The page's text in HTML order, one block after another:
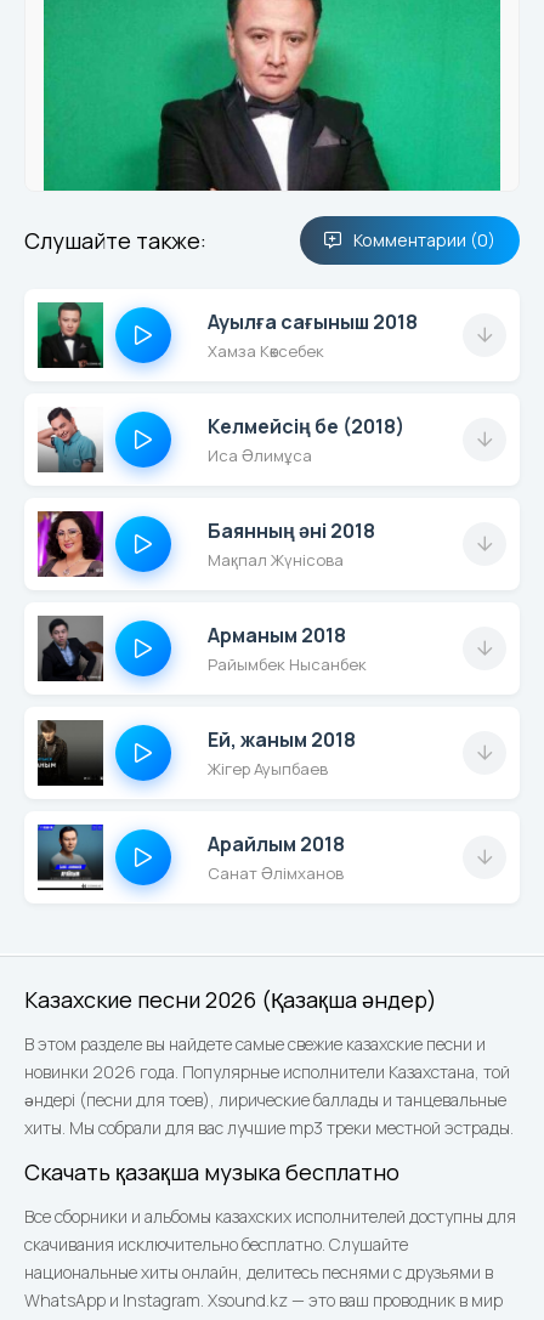
Казахские песни 2026 (Қазақша әндер)
В этом разделе вы найдете самые свежие казахские песни и
новинки 2026 года. Популярные исполнители Казахстана, той
әндері (песни для тоев), лирические баллады и танцевальные
хиты. Мы собрали для вас лучшие mp3 треки местной эстрады.
Скачать қазақша музыка бесплатно
Все сборники и альбомы казахских исполнителей доступны для
скачивания исключительно бесплатно. Слушайте
национальные хиты онлайн, делитесь песнями с друзьями в
WhatsApp и Instagram. Xsound.kz — это ваш проводник в мир
Слушайте также: Комментарии (0)
Ауылға сағыныш 2018
Хамза Көксебек
Келмейсің бе (2018)
Иса Әлимұса
Баянның әні 2018
Мақпал Жүнісова
Арманым 2018
Райымбек Нысанбек
Ей, жаным 2018
Жігер Ауыпбаев
Арайлым 2018
Санат Әлімханов